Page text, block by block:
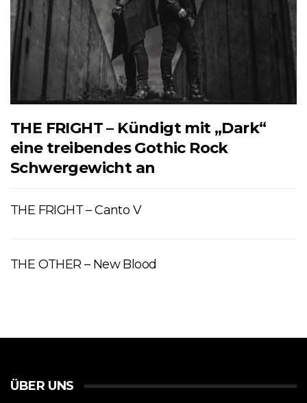
THE FRIGHT – Kündigt mit „Dark“
eine treibendes Gothic Rock
Schwergewicht an
THE FRIGHT – Canto V
THE OTHER – New Blood
ÜBER UNS